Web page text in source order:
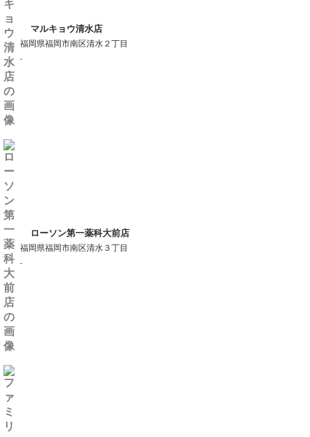
マルキョウ清水店
福岡県福岡市南区清水２丁目
-
ローソン第一薬科大前店
福岡県福岡市南区清水３丁目
-